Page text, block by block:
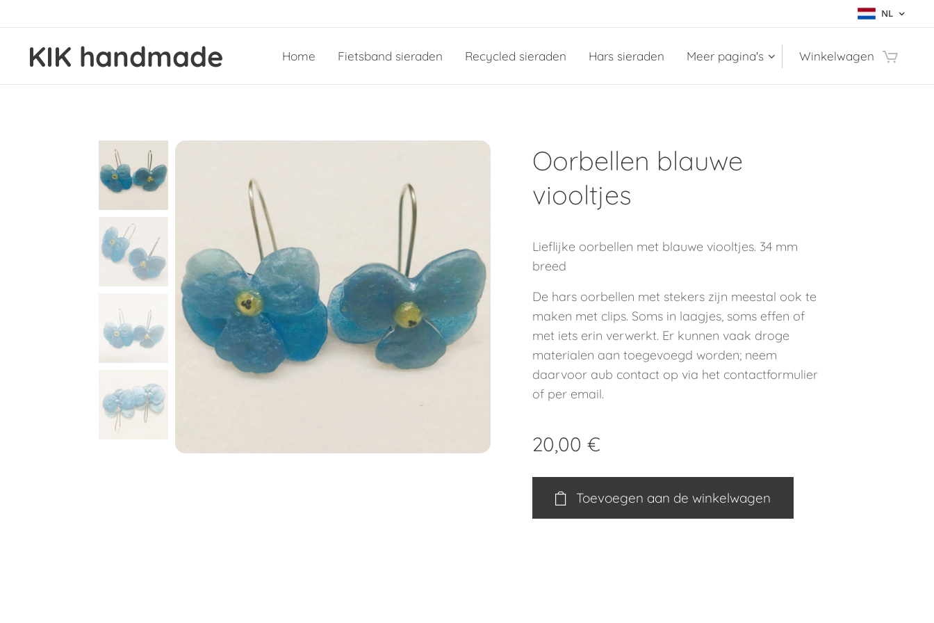
NL
KIK handmade Home Fietsband sieraden Recycled sieraden Hars sieraden Meer pagina's Winkelwagen
Oorbellen blauwe
viooltjes
Lieflijke oorbellen met blauwe viooltjes. 34 mm
breed
De hars oorbellen met stekers zijn meestal ook te
maken met clips. Soms in laagjes, soms effen of
met iets erin verwerkt. Er kunnen vaak droge
materialen aan toegevoegd worden; neem
daarvoor aub contact op via het contactformulier
of per email.
20,00 €
Toevoegen aan de winkelwagen